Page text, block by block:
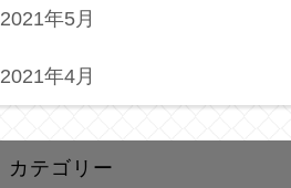
2021年5月
2021年4月
カテゴリー